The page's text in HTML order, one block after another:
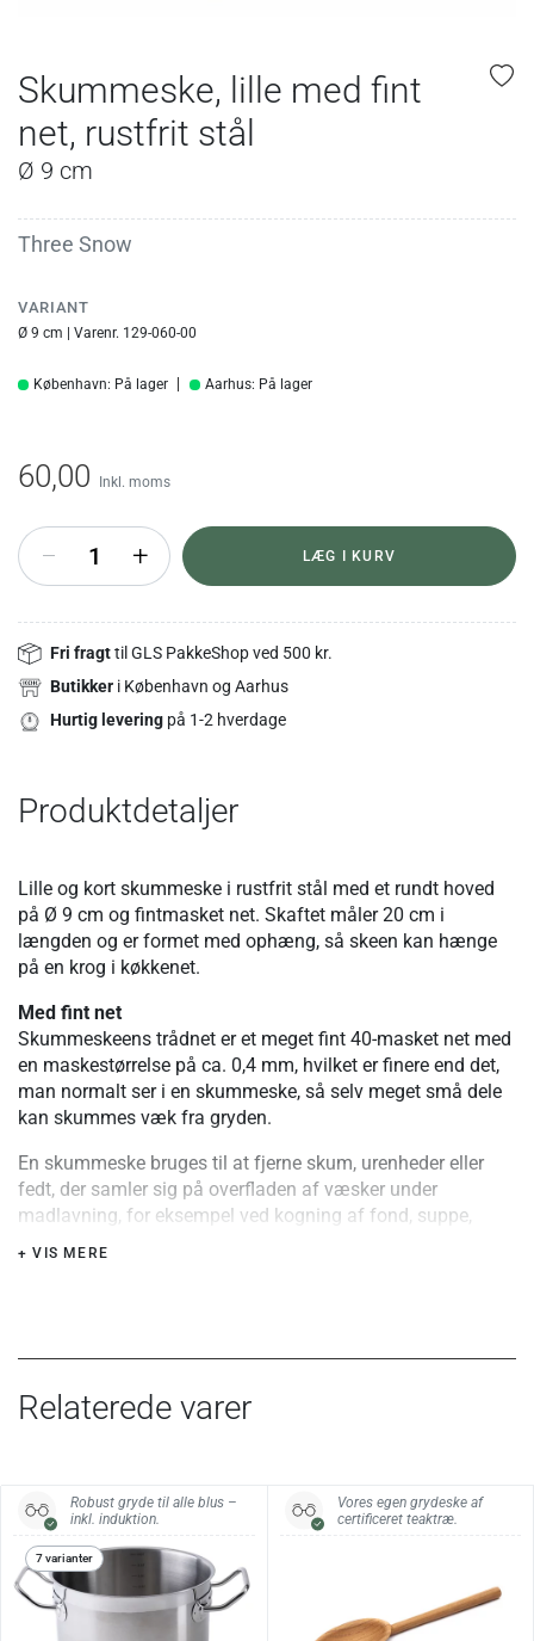
Skummeske, lille med fint
net, rustfrit stål
Ø 9 cm
Three Snow
VARIANT
Ø 9 cm | Varenr. 129-060-00
København: På lager Aarhus: På lager
60,00 Inkl. moms
+ LÆG I KURV
Fri fragttil GLS PakkeShop ved 500 kr.
Butikker i København og Aarhus
Hurtig levering på 1-2 hverdage
Produktdetaljer
Lille og kort skummeske i rustfrit stål med et rundt hoved
på Ø 9 cm og fintmasket net. Skaftet måler 20 cm i
længden og er formet med ophæng, så skeen kan hænge
på en krog i køkkenet.
Med fint net
Skummeskeens trådnet er et meget fint 40-masket net med
en maskestørrelse på ca. 0,4 mm, hvilket er finere end det,
man normalt ser i en skummeske, så selv meget små dele
kan skummes væk fra gryden.
En skummeske bruges til at fjerne skum, urenheder eller
fedt, der samler sig på overfladen af væsker under
madlavning, for eksempel ved kogning af fond, suppe,
gryderetter og marmelade. Skeen dyppes let i overfladen,
Rustfrit stål.
Vedligehold:
+ VIS MERE
Relaterede varer
Robust gryde til alle blus –
inkl. induktion.
7 varianter
Vores egen grydeske af
certificeret teaktræ.